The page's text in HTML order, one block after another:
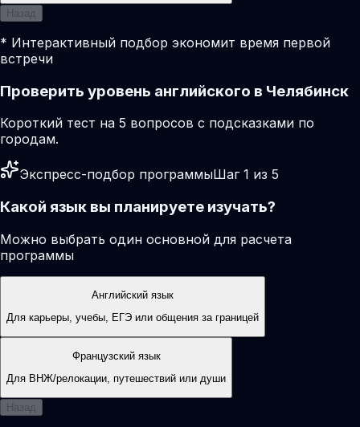
Назад
* Интерактивный подбор экономит время первой
встречи
Проверить уровень английского в Челябинск
Короткий тест на 5 вопросов с подсказками по
городам.
Экспресс-подбор программыШаг 1 из 5
Какой язык вы планируете изучать?
Можно выбрать один основной для расчета
программы
Английский язык
Для карьеры, учебы, ЕГЭ или общения за границей
Французский язык
Для ВНЖ/релокации, путешествий или души
Назад